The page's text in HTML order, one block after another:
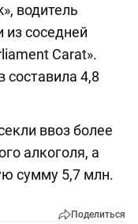
водитель
из соседней
Carat».
4,8
ввоз более
алкоголя, а
сумму 5,7 млн.
Поделиться